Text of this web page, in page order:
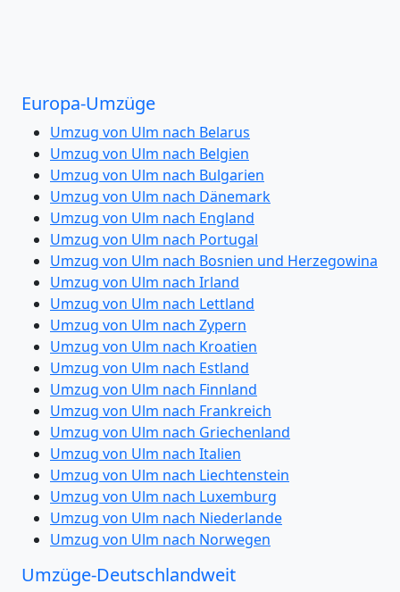
Europa-Umzüge
Umzug von Ulm nach Belarus
Umzug von Ulm nach Belgien
Umzug von Ulm nach Bulgarien
Umzug von Ulm nach Dänemark
Umzug von Ulm nach England
Umzug von Ulm nach Portugal
Umzug von Ulm nach Bosnien und Herzegowina
Umzug von Ulm nach Irland
Umzug von Ulm nach Lettland
Umzug von Ulm nach Zypern
Umzug von Ulm nach Kroatien
Umzug von Ulm nach Estland
Umzug von Ulm nach Finnland
Umzug von Ulm nach Frankreich
Umzug von Ulm nach Griechenland
Umzug von Ulm nach Italien
Umzug von Ulm nach Liechtenstein
Umzug von Ulm nach Luxemburg
Umzug von Ulm nach Niederlande
Umzug von Ulm nach Norwegen
Umzüge-Deutschlandweit